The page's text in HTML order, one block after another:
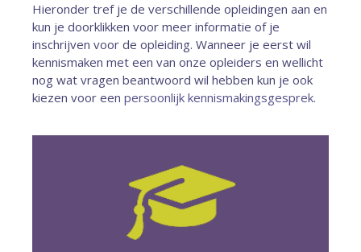
Hieronder tref je de verschillende opleidingen aan en
kun je doorklikken voor meer informatie of je
inschrijven voor de opleiding. Wanneer je eerst wil
kennismaken met een van onze opleiders en wellicht
nog wat vragen beantwoord wil hebben kun je ook
kiezen voor een persoonlijk kennismakingsgesprek.
Meer info